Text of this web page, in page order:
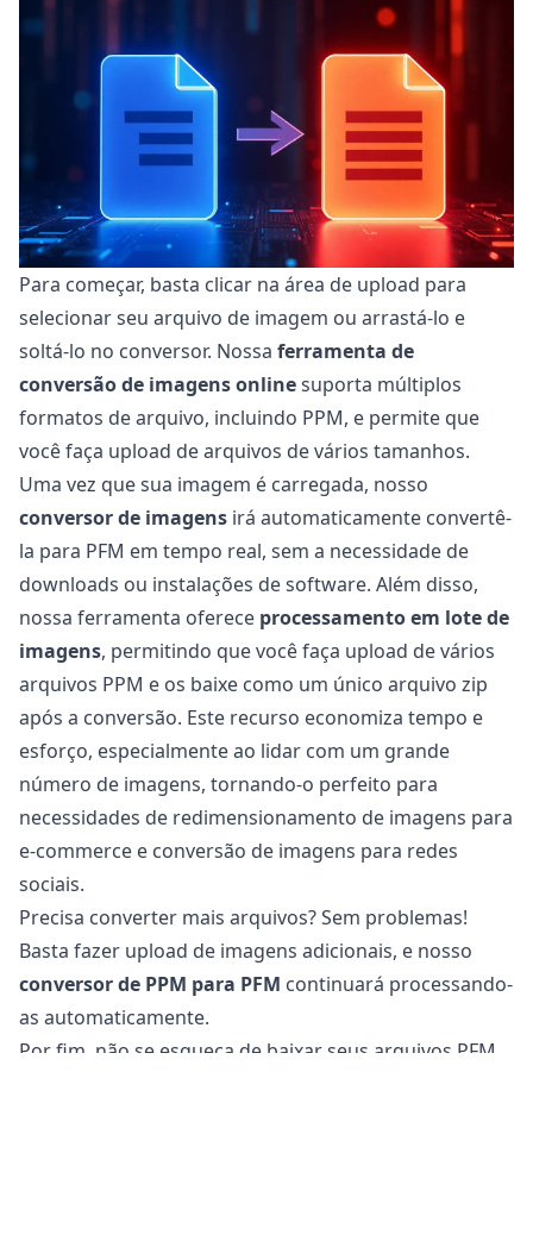
Para começar, basta clicar na área de upload para
selecionar seu arquivo de imagem ou arrastá-lo e
soltá-lo no conversor. Nossa ferramenta de
conversão de imagens onlinesuporta múltiplos
formatos de arquivo, incluindo PPM, e permite que
você faça upload de arquivos de vários tamanhos.
Uma vez que sua imagem é carregada, nosso
conversor de imagens irá automaticamente convertê-
la para PFM em tempo real, sem a necessidade de
downloads ou instalações de software. Além disso,
nossa ferramenta oferece processamento em lote de
imagens, permitindo que você faça upload de vários
arquivos PPM e os baixe como um único arquivo zip
após a conversão. Este recurso economiza tempo e
esforço, especialmente ao lidar com um grande
número de imagens, tornando-o perfeito para
necessidades de redimensionamento de imagens para
e-commerce e conversão de imagens para redes
sociais.
Precisa converter mais arquivos? Sem problemas!
Basta fazer upload de imagens adicionais, e nosso
conversor de PPM para PFM continuará processando-
as automaticamente.
Por fim, não se esqueça de baixar seus arquivos PFM